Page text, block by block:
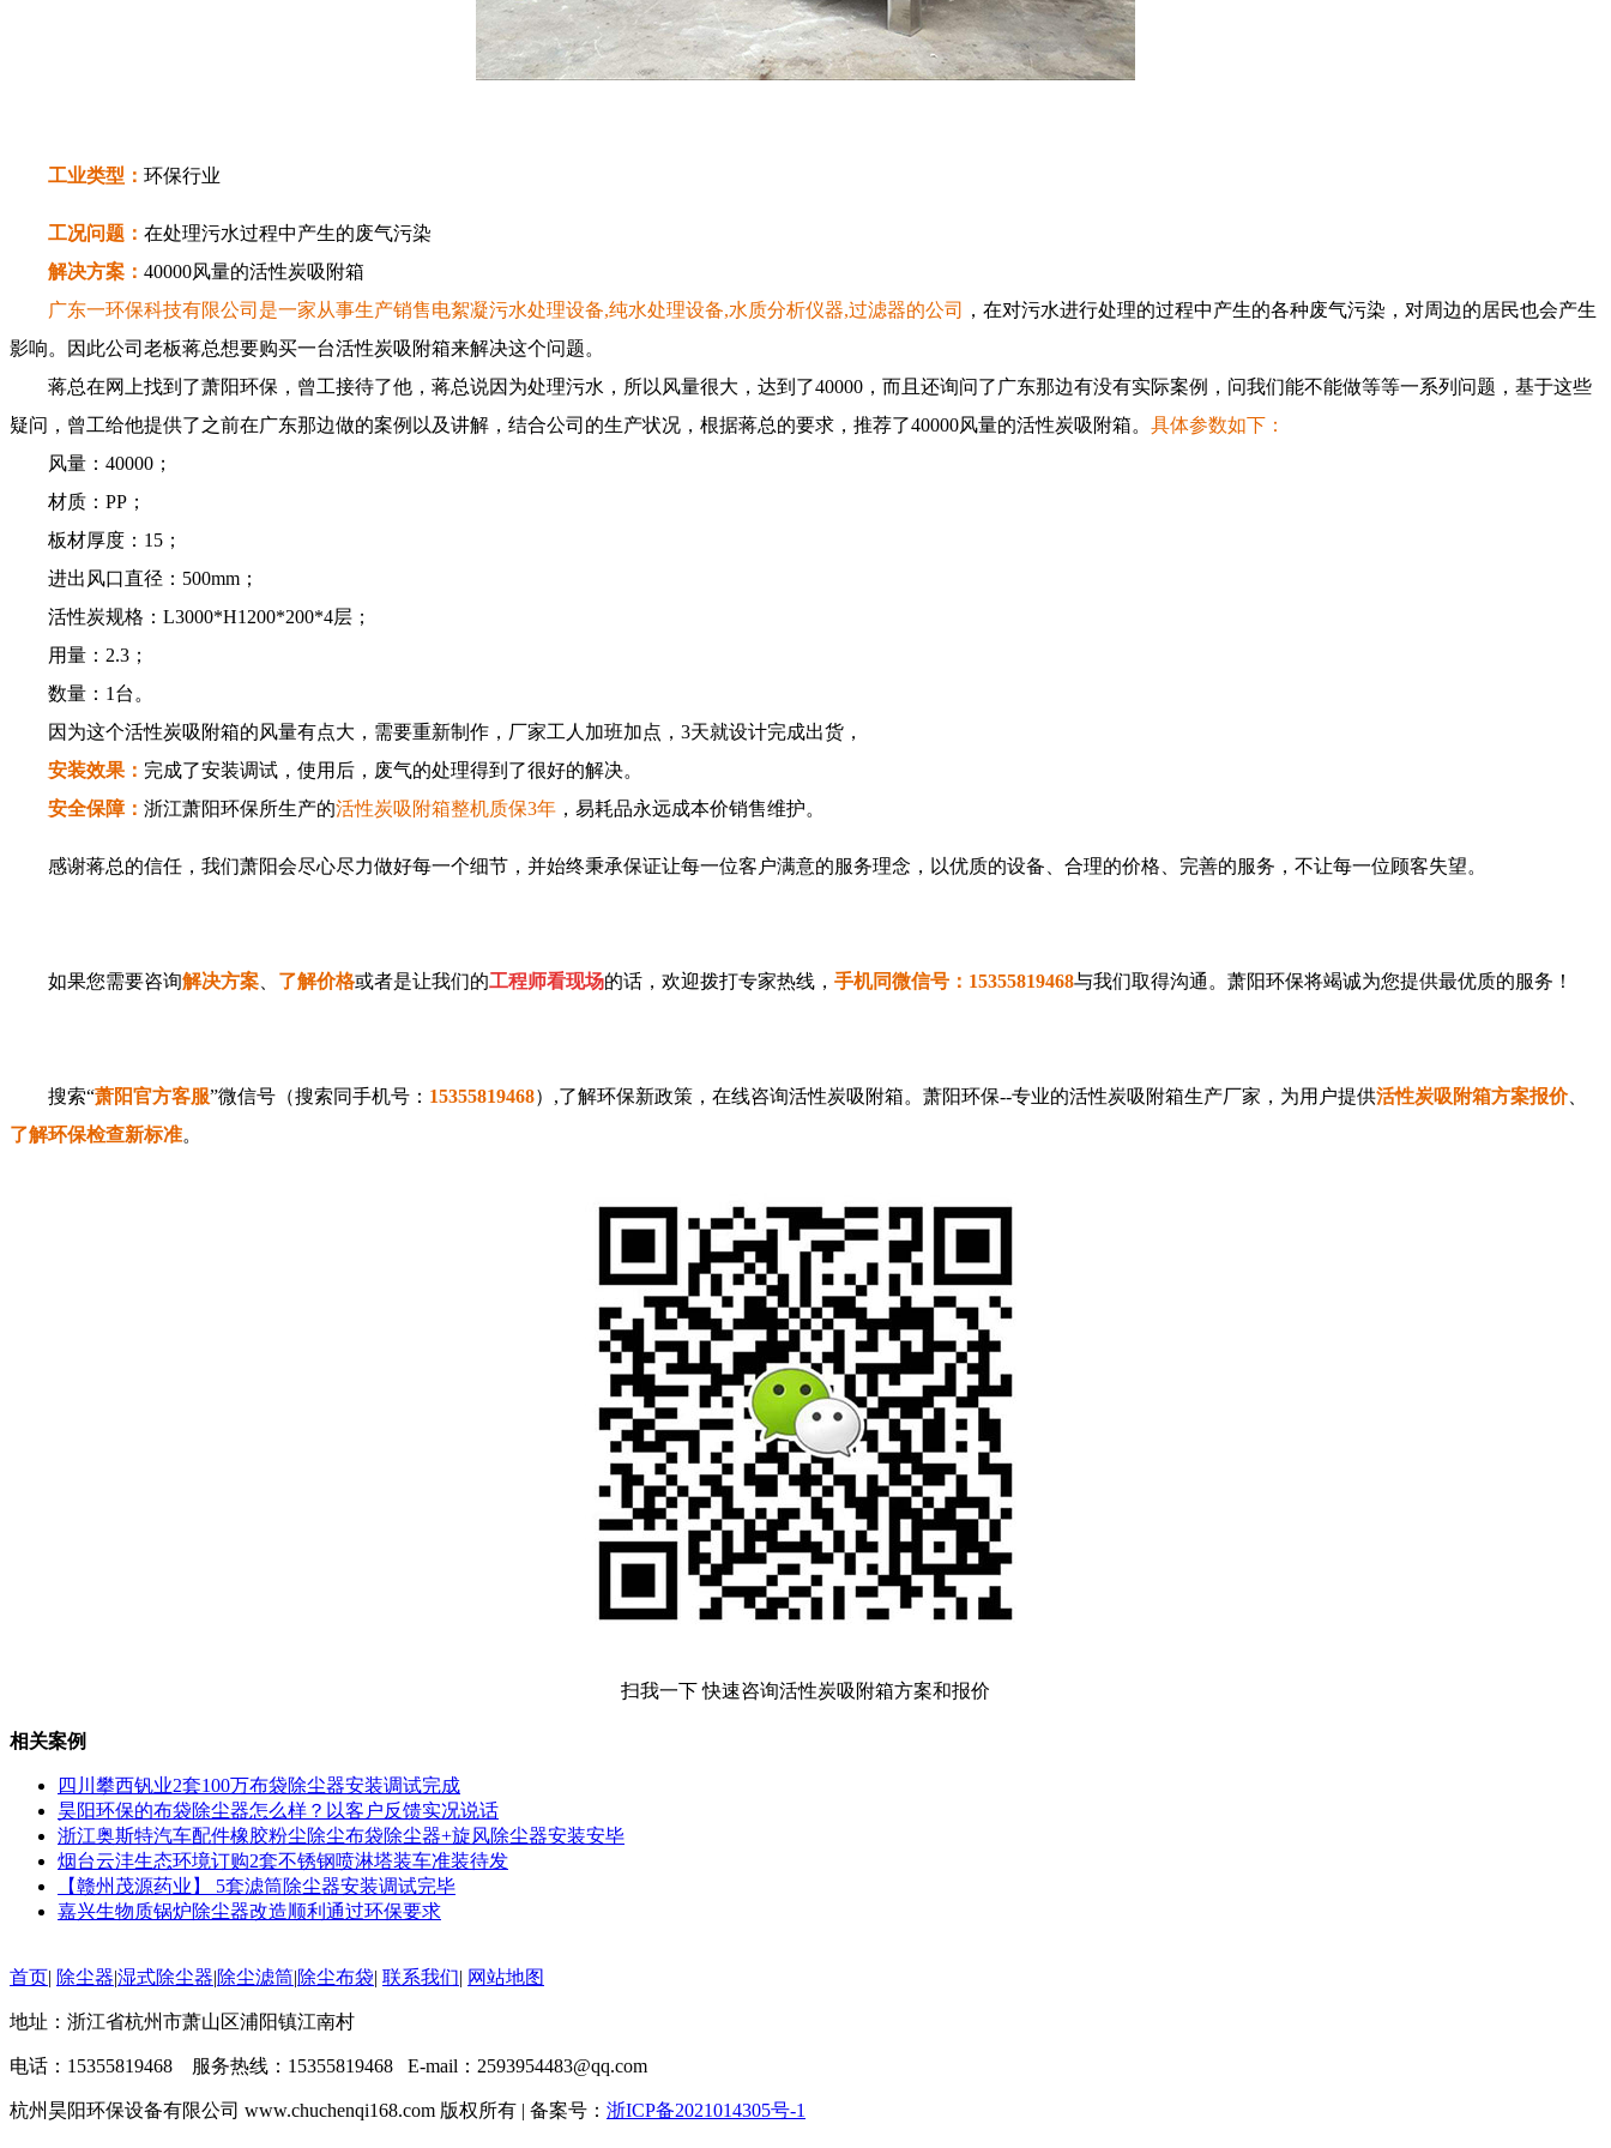
工业类型： 环保行业
工况问题： 在处理污水过程中产生的废气污染
解决方案： 40000风量的活性炭吸附箱
广东一环保科技有限公司是一家从事生产销售电絮凝污水处理设备,纯水处理设备,水质分析仪器,过滤器的公司
，在对污水进行处理的过程中产生的各种废气污染，对周边的居民也会产生
影响。因此公司老板蒋总想要购买一台活性炭吸附箱来解决这个问题。
蒋总在网上找到了萧阳环保，曾工接待了他，蒋总说因为处理污水，所以风量很大，达到了40000，而且还询问了广东那边有没有实际案例，问我们能不能做等等一系列问题，基于这些
疑问，曾工给他提供了之前在广东那边做的案例以及讲解，结合公司的生产状况，根据蒋总的要求，推荐了40000风量的活性炭吸附箱。 具体参数如下：
风量：40000；
材质：PP；
板材厚度：15；
进出风口直径：500mm；
活性炭规格：L3000*H1200*200*4层；
用量：2.3；
数量：1台。
因为这个活性炭吸附箱的风量有点大，需要重新制作，厂家工人加班加点，3天就设计完成出货，
安装效果： 完成了安装调试，使用后，废气的处理得到了很好的解决。
安全保障： 浙江萧阳环保所生产的活性炭吸附箱整机质保3年 ，易耗品永远成本价销售维护。
感谢蒋总的信任，我们萧阳会尽心尽力做好每一个细节，并始终秉承保证让每一位客户满意的服务理念，以优质的设备、合理的价格、完善的服务，不让每一位顾客失望。
如果您需要咨询解决方案、 了解价格或者是让我们的工程师看现场的话，欢迎拨打专家热线， 手机同微信号：15355819468与我们取得沟通。萧阳环保将竭诚为您提供最优质的服务！
搜索“萧阳官方客服”微信号（搜索同手机号： 15355819468）,了解环保新政策，在线咨询活性炭吸附箱。萧阳环保--专业的活性炭吸附箱生产厂家，为用户提供活性炭吸附箱方案报价、
了解环保检查新标准。
扫我一下 快速咨询活性炭吸附箱方案和报价
相关案例
四川攀西钒业2套100万布袋除尘器安装调试完成
昊阳环保的布袋除尘器怎么样？以客户反馈实况说话
浙江奥斯特汽车配件橡胶粉尘除尘布袋除尘器+旋风除尘器安装安毕
烟台云沣生态环境订购2套不锈钢喷淋塔装车准装待发
【赣州茂源药业】 5套滤筒除尘器安装调试完毕
嘉兴生物质锅炉除尘器改造顺利通过环保要求
首页| 除尘器|湿式除尘器|除尘滤筒|除尘布袋| 联系我们| 网站地图
地址：浙江省杭州市萧山区浦阳镇江南村
电话：15355819468 服务热线：15355819468 E-mail：2593954483@qq.com
杭州昊阳环保设备有限公司 www.chuchenqi168.com 版权所有 | 备案号： 浙ICP备2021014305号-1